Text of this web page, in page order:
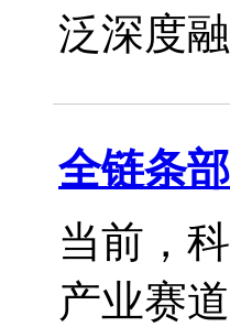
泛深度
全链条
当前，
产业赛